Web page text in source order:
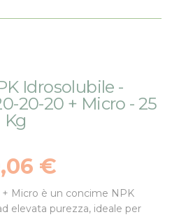
Idrosolubile -
20-20 + Micro - 25
Kg
€
Micro è un concime NPK
elevata purezza, ideale per